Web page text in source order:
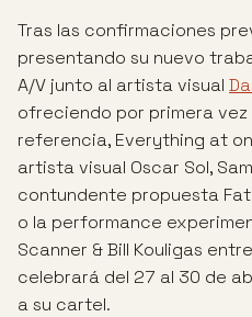
Tras las confirmaciones
presentando su nuevo
A/V junto al artista visual
ofreciendo por primera
referencia, Everything at
artista visual Oscar Sol,
contundente propuesta
o la performance
Scanner & Bill Kouligas
celebrará del 27 al 30 de
a su cartel.